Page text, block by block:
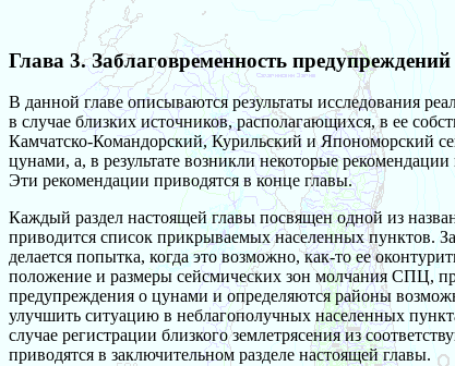
Глава 3. Заблаговременность
В данной главе описываются результаты исследования
в случае близких источников, располагающихся, в ее
Камчатско-Командорский, Курильский и Япономорский
цунами, а, в результате возникли некоторые
Эти рекомендации приводятся в конце главы.
Каждый раздел настоящей главы посвящен одной из
приводится список прикрываемых населенных пунктов.
делается попытка, когда это возможно, как-то ее
положение и размеры сейсмических зон молчания СПЦ,
предупреждения о цунами и определяются районы
улучшить ситуацию в неблагополучных населенных
случае регистрации близкого землетрясения из
приводятся в заключительном разделе настоящей главы.